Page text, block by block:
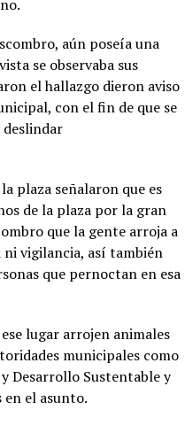
aún poseía una
se observaba sus
el hallazgo dieron aviso
con el fin de que se
plaza señalaron que es
de la plaza por la gran
que la gente arroja a
ni vigilancia, así también
que pernoctan en esa
lugar arrojen animales
municipales como
Desarrollo Sustentable y
el asunto.